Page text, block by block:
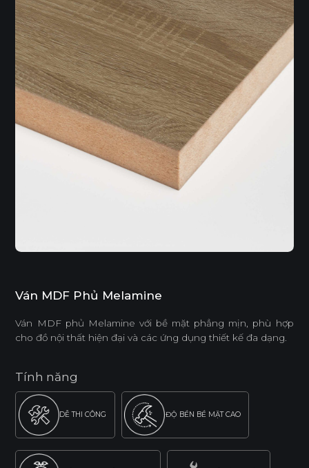
Ván MDF Phủ Melamine
Ván MDF phủ Melamine với bề mặt phẳng mịn, phù hợp
cho đồ nội thất hiện đại và các ứng dụng thiết kế đa dạng.
Tính năng
DỄ THI CÔNG ĐỘ BỀN BỀ MẶT CAO